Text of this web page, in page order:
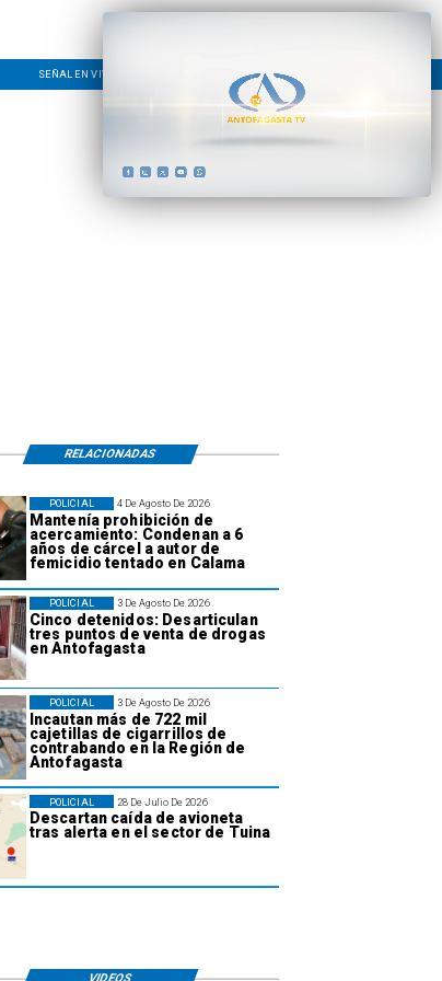
SEÑAL EN VIVO CONTACTO
4 De Agosto De 2026
Mantenía prohibición de
acercamiento: Condenan a 6
años de cárcel a autor de
femicidio tentado en Calama
POLICIAL
3 De Agosto De 2026
Cinco detenidos: Desarticulan
tres puntos de venta de drogas
en Antofagasta
POLICIAL
3 De Agosto De 2026
Incautan más de 722 mil
cajetillas de cigarrillos de
contrabando en la Región de
Antofagasta
POLICIAL
28 De Julio De 2026
Descartan caída de avioneta
tras alerta en el sector de Tuina
POLICIAL
RELACIONADAS